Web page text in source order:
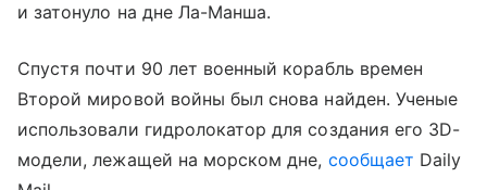
и затонуло на дне Ла-Манша.
Спустя почти 90 лет военный корабль времен
Второй мировой войны был снова найден. Ученые
использовали гидролокатор для создания его 3D-
модели, лежащей на морском дне, сообщает Daily